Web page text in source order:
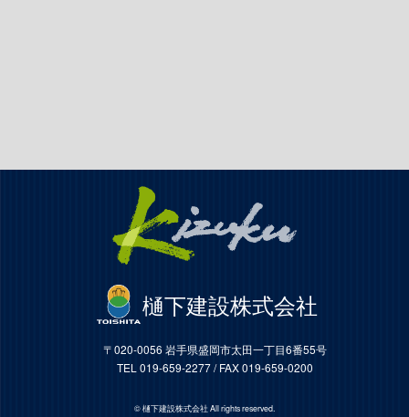
樋󠄀下建設株式会社
〒020-0056 岩手県盛岡市太田一丁目6番55号
TEL 019-659-2277 / FAX 019-659-0200
© 樋󠄀下建設株式会社 All rights reserved.